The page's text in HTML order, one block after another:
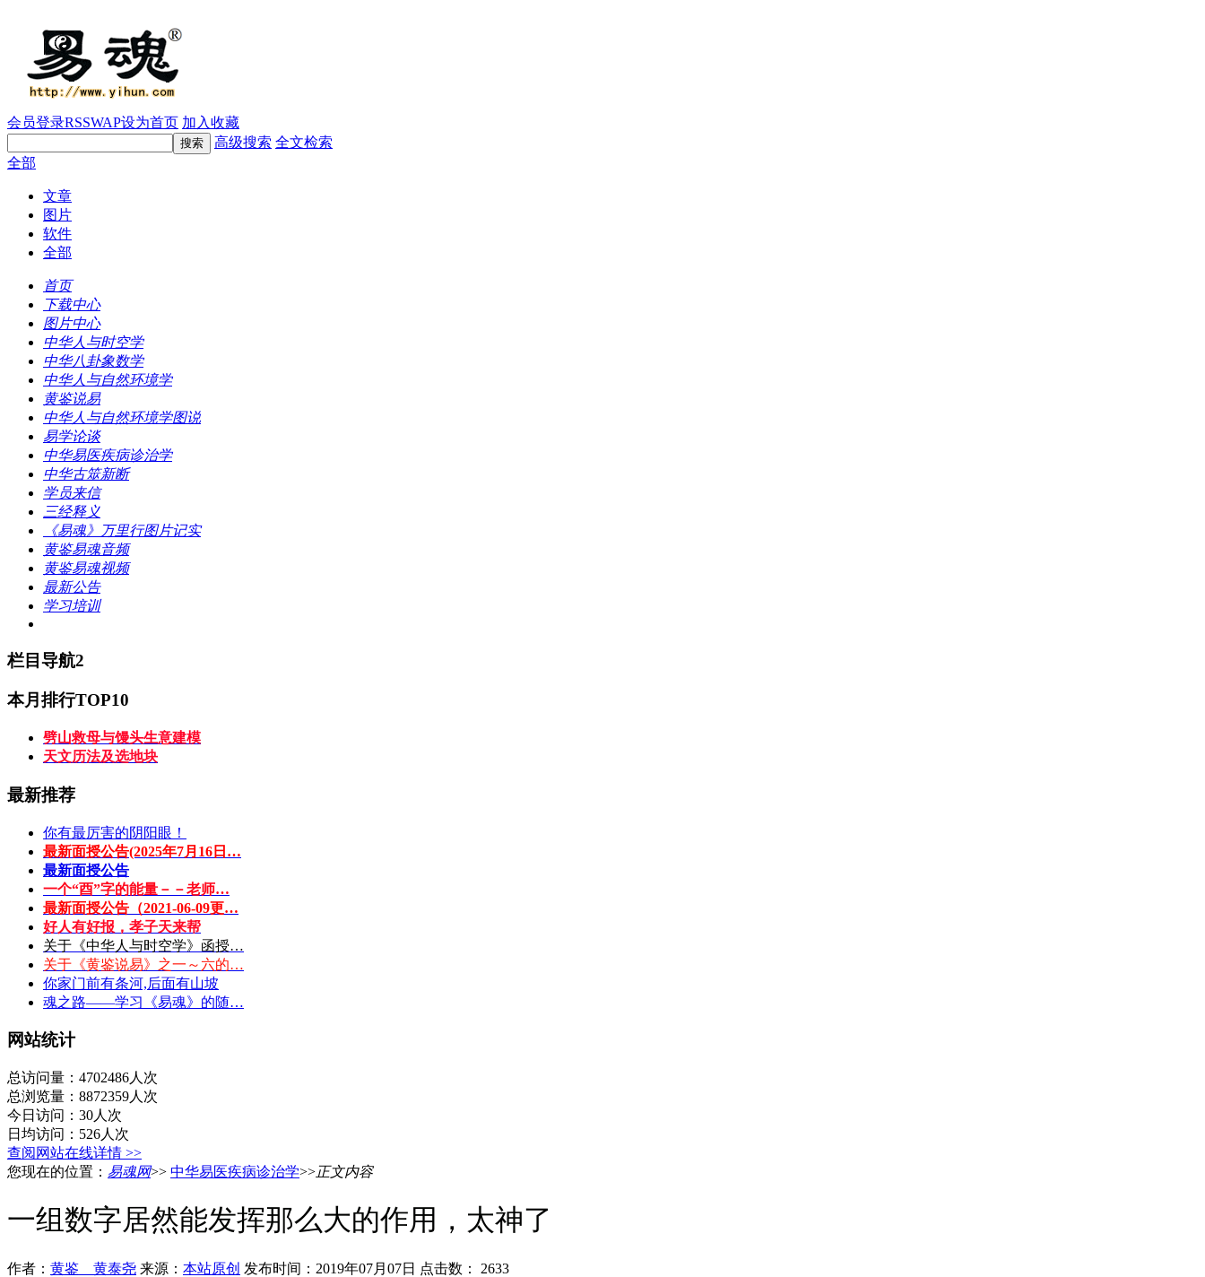
会员登录RSSWAP设为首页 加入收藏
高级搜索 全文检索
全部
文章
图片
软件
全部
首页
下载中心
图片中心
中华人与时空学
中华八卦象数学
中华人与自然环境学
黄鉴说易
中华人与自然环境学图说
易学论谈
中华易医疾病诊治学
中华古筮新断
学员来信
三经释义
《易魂》万里行图片记实
黄鉴易魂音频
黄鉴易魂视频
最新公告
学习培训
栏目导航2
本月排行TOP10
劈山救母与馒头生意建模
天文历法及选地块
最新推荐
你有最厉害的阴阳眼！
最新面授公告(2025年7月16日…
最新面授公告
一个“酉”字的能量－－老师…
最新面授公告（2021-06-09更…
好人有好报，孝子天来帮
关于《中华人与时空学》函授…
关于《黄鉴说易》之一～六的…
你家门前有条河,后面有山坡
魂之路——学习《易魂》的随…
网站统计
总访问量：4702486人次
总浏览量：8872359人次
今日访问：30人次
日均访问：526人次
查阅网站在线详情 >>
您现在的位置： 易魂网>> 中华易医疾病诊治学>>正文内容
一组数字居然能发挥那么大的作用，太神了
作者： 黄鉴 黄泰尧 来源： 本站原创 发布时间：2019年07月07日 点击数： 2633